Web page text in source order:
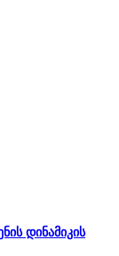
დინამიკის